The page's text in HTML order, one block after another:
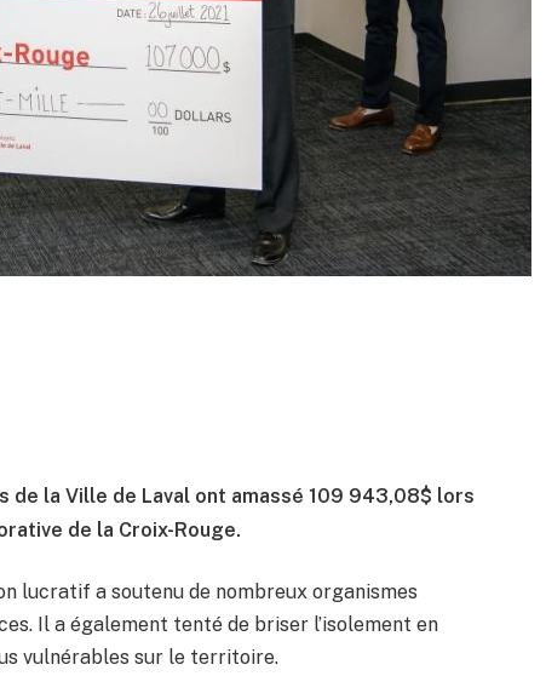
de la Ville de Laval ont amassé 109 943,08$ lors
de la Croix-Rouge.
lucratif a soutenu de nombreux organismes
Il a également tenté de briser l’isolement en
vulnérables sur le territoire.